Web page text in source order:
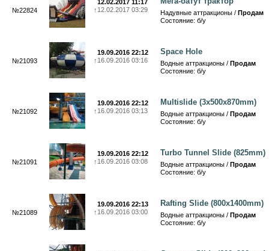
№22824
12.02.2017 11:17
↑ 12.02.2017 03:29 Надувные аттракционы / Продам
Состояние: б/у
№21093
19.09.2016 22:12
↑ 16.09.2016 03:16
Space Hole
Водные аттракционы / Продам
Состояние: б/у
№21092
19.09.2016 22:12
↑ 16.09.2016 03:13
Multislide (3x500x870mm)
Водные аттракционы / Продам
Состояние: б/у
№21091
19.09.2016 22:12
↑ 16.09.2016 03:08
Turbo Tunnel Slide (825mm)
Водные аттракционы / Продам
Состояние: б/у
№21089
19.09.2016 22:13
↑ 16.09.2016 03:00
Rafting Slide (800x1400mm)
Водные аттракционы / Продам
Состояние: б/у